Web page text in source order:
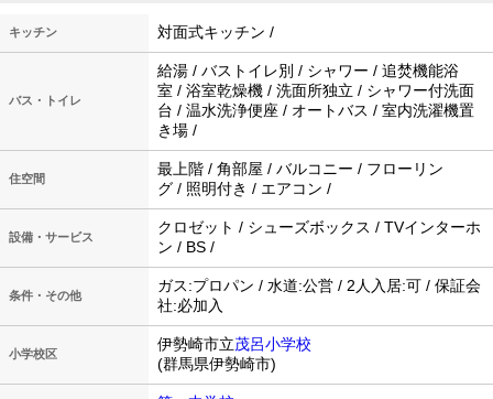
キッチン 対面式キッチン /
バス・トイレ
給湯 / バストイレ別 / シャワー / 追焚機能浴
室 / 浴室乾燥機 / 洗面所独立 / シャワー付洗面
台 / 温水洗浄便座 / オートバス / 室内洗濯機置
き場 /
住空間
最上階 / 角部屋 / バルコニー / フローリン
グ / 照明付き / エアコン /
設備・サービス
クロゼット / シューズボックス / TVインターホ
ン / BS /
条件・その他
ガス:プロパン / 水道:公営 / 2人入居:可 / 保証会
社:必加入
小学校区
伊勢崎市立茂呂小学校
(群馬県伊勢崎市)